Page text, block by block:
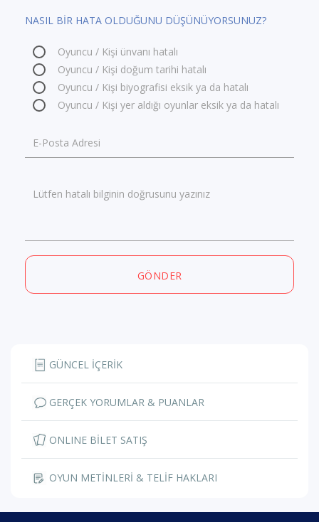
NASIL BİR HATA OLDUĞUNU DÜŞÜNÜYORSUNUZ?
Oyuncu / Kişi ünvanı hatalı
Oyuncu / Kişi doğum tarihi hatalı
Oyuncu / Kişi biyografisi eksik ya da hatalı
Oyuncu / Kişi yer aldığı oyunlar eksik ya da hatalı
E-Posta Adresi
Lütfen hatalı bilginin doğrusunu yazınız
GÖNDER
GÜNCEL İÇERİK
GERÇEK YORUMLAR & PUANLAR
ONLINE BİLET SATIŞ
OYUN METİNLERİ & TELİF HAKLARI